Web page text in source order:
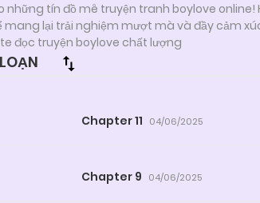
những tín đồ mê truyện tranh boylove
lại trải nghiệm mượt mà và đầy cảm
đọc truyện boylove chất lượng
Chapter 11 04/06/2025
Chapter 9 04/06/2025